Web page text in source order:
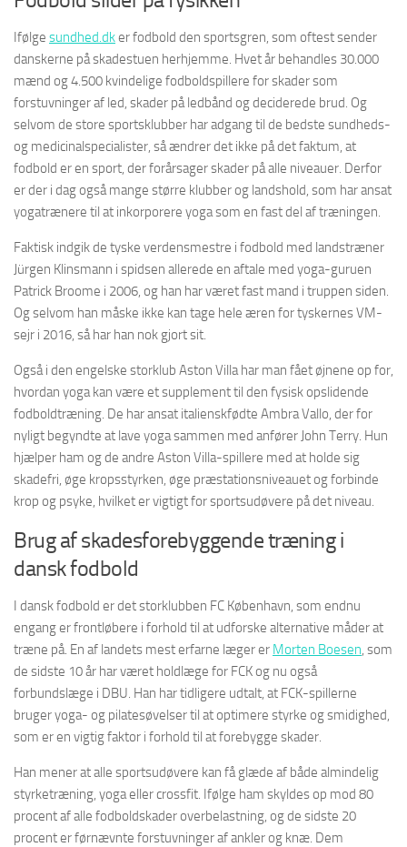
Ifølge sundhed.dker fodbold den sportsgren, som oftest sender
danskerne på skadestuen herhjemme. Hvet år behandles 30.000
mænd og 4.500 kvindelige fodboldspillere for skader som
forstuvninger af led, skader på ledbånd og deciderede brud. Og
selvom de store sportsklubber har adgang til de bedste sundheds-
og medicinalspecialister, så ændrer det ikke på det faktum, at
fodbold er en sport, der forårsager skader på alle niveauer. Derfor
er der i dag også mange større klubber og landshold, som har ansat
yogatrænere til at inkorporere yoga som en fast del af træningen.
Faktisk indgik de tyske verdensmestre i fodbold med landstræner
Jürgen Klinsmann i spidsen allerede en aftale med yoga-guruen
Patrick Broome i 2006, og han har været fast mand i truppen siden.
Og selvom han måske ikke kan tage hele æren for tyskernes VM-
sejr i 2016, så har han nok gjort sit.
Også i den engelske storklub Aston Villa har man fået øjnene op for,
hvordan yoga kan være et supplement til den fysisk opslidende
fodboldtræning. De har ansat italienskfødte Ambra Vallo, der for
nyligt begyndte at lave yoga sammen med anfører John Terry. Hun
hjælper ham og de andre Aston Villa-spillere med at holde sig
skadefri, øge kropsstyrken, øge præstationsniveauet og forbinde
krop og psyke, hvilket er vigtigt for sportsudøvere på det niveau.
Brug af skadesforebyggende træning i
dansk fodbold
I dansk fodbold er det storklubben FC København, som endnu
engang er frontløbere i forhold til at udforske alternative måder at
træne på. En af landets mest erfarne læger er Morten Boesen, som
de sidste 10 år har været holdlæge for FCK og nu også
forbundslæge i DBU. Han har tidligere udtalt, at FCK-spillerne
bruger yoga- og pilatesøvelser til at optimere styrke og smidighed,
som er en vigtig faktor i forhold til at forebygge skader.
Han mener at alle sportsudøvere kan få glæde af både almindelig
styrketræning, yoga eller crossfit. Ifølge ham skyldes op mod 80
procent af alle fodboldskader overbelastning, og de sidste 20
procent er førnævnte forstuvninger af ankler og knæ. Dem